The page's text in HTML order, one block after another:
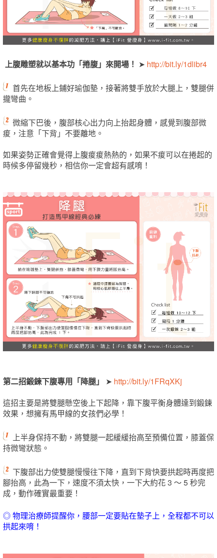
上腹雕塑就以基本功「捲腹」來開場！ ➤ http://bit.ly/1dlibr4
首先在地板上鋪好瑜伽墊，接著將雙手放於大腿上，雙腿併
攏彎曲。
微縮下巴後，腹部核心出力向上抬起身體，感覺到腹部微
痠，注意「下背」不要離地。
如果姿勢正確會覺得上腹痠痠熱熱的，如果不痠可以在捲起的
時候多停留幾秒，相信你一定會超有感唷！
第二招鍛鍊下腹專用「降腿」 ➤ http://bit.ly/1FRqXKj
這招主要是將雙腿懸空後上下起降，靠下腹平衡身體達到鍛鍊
效果，想擁有馬甲線的女孩們必學！
上半身保持不動，將雙腿一起緩緩抬高至預備位置，膝蓋保
持微彎狀態。
下腹部出力使雙腿慢慢往下降，直到下背快要拱起時再度把
腳抬高，此為一下，速度不須太快，一下大約花 3 ～ 5 秒完
成，動作確實最重要！
◎ 物理治療師提醒你，腰部一定要貼在墊子上，全程都不可以
拱起來唷！